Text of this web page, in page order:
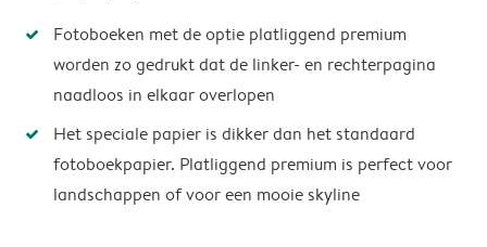
Fotoboeken met de optie platliggend premium
worden zo gedrukt dat de linker- en rechterpagina
naadloos in elkaar overlopen
Het speciale papier is dikker dan het standaard
fotoboekpapier. Platliggend premium is perfect voor
landschappen of voor een mooie skyline